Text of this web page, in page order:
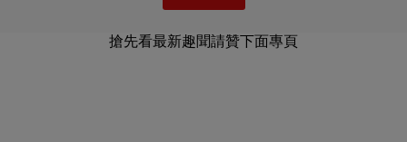
搶先看最新趣聞請贊下面專頁